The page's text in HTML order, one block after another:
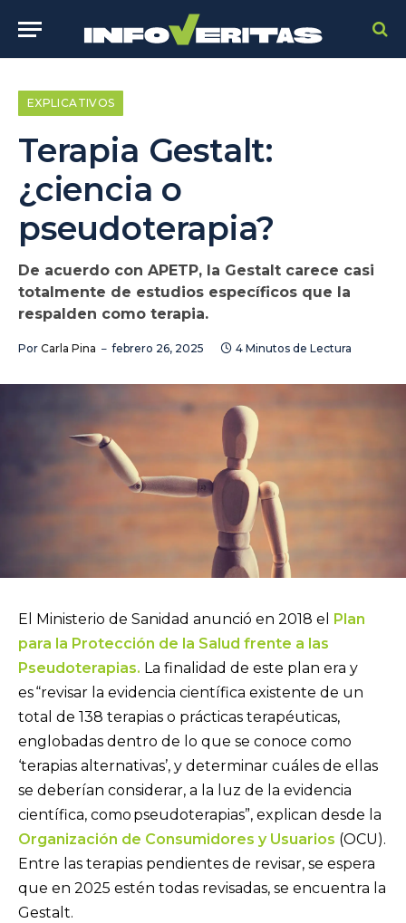
EXPLICATIVOS
Terapia Gestalt:
¿ciencia o
pseudoterapia?
De acuerdo con APETP, la Gestalt carece casi
totalmente de estudios específicos que la
respalden como terapia.
Por Carla Pina febrero 26, 2025 4 Minutos de Lectura
El Ministerio de Sanidad anunció en 2018 el
Plan
para la Protección de la Salud frente a las
Pseudoterapias. La finalidad de este plan era y
es “revisar la evidencia científica existente de un
total de 138 terapias o prácticas terapéuticas,
englobadas dentro de lo que se conoce como
‘terapias alternativas’, y determinar cuáles de ellas
se deberían considerar, a la luz de la evidencia
científica, como pseudoterapias”, explican desde la
Organización de Consumidores y Usuarios (OCU).
Entre las terapias pendientes de revisar, se espera
que en 2025 estén todas revisadas, se encuentra la
Gestalt.